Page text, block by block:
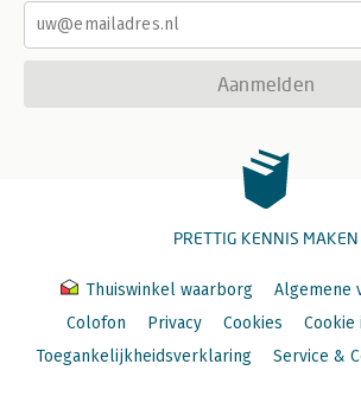
Aanmelden
PRETTIG KENNIS MAKEN
Thuiswinkel waarborg
Algemene
Colofon
Privacy Cookies
Toegankelijkheidsverklaring
Service &